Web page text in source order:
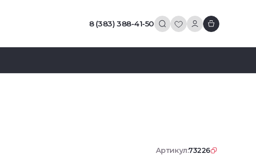
8 (383) 388-41-50
Артикул:73226